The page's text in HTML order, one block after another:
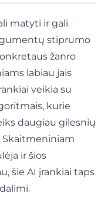
matyti ir gali
stiprumo
žanro
labiau jais
veikia su
kurie
daugiau gilesnių
Skaitmeniniam
ir šios
šie AI įrankiai taps